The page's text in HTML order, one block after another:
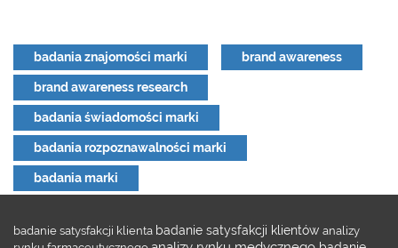
badania znajomości marki brand awareness
brand awareness research
badania świadomości marki
badania rozpoznawalności marki
badania marki
badanie satysfakcji klienta badanie satysfakcji klientów analizy